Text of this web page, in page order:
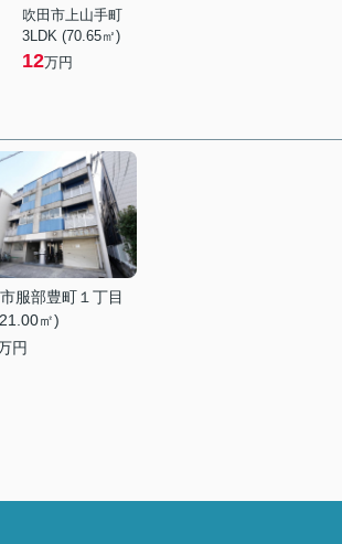
吹田市上山手町
3LDK (70.65㎡)
12万円
服部豊町１丁目
㎡)
円